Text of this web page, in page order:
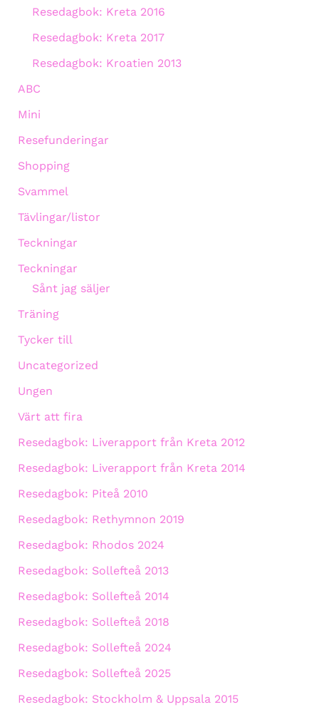
Resedagbok: Kreta 2016
Resedagbok: Kreta 2017
Resedagbok: Kroatien 2013
ABC
Mini
Resefunderingar
Shopping
Svammel
Tävlingar/listor
Teckningar
Teckningar
Sånt jag säljer
Träning
Tycker till
Uncategorized
Ungen
Värt att fira
Resedagbok: Liverapport från Kreta 2012
Resedagbok: Liverapport från Kreta 2014
Resedagbok: Piteå 2010
Resedagbok: Rethymnon 2019
Resedagbok: Rhodos 2024
Resedagbok: Sollefteå 2013
Resedagbok: Sollefteå 2014
Resedagbok: Sollefteå 2018
Resedagbok: Sollefteå 2024
Resedagbok: Sollefteå 2025
Resedagbok: Stockholm & Uppsala 2015